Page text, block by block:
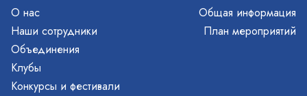
О нас
Наши сотрудники
Объединения
Клубы
Конкурсы и фестивали
Общая информация
План мероприятий